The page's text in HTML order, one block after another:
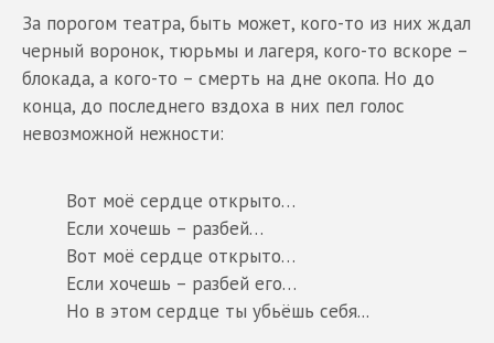
За порогом театра, быть может, кого-то из них ждал
черный воронок, тюрьмы и лагеря, кого-то вскоре –
блокада, а кого-то – смерть на дне окопа. Но до
конца, до последнего вздоха в них пел голос
невозможной нежности:
Вот моё сердце открыто…
Если хочешь – разбей…
Вот моё сердце открыто…
Если хочешь – разбей его…
Но в этом сердце ты убьёшь себя...